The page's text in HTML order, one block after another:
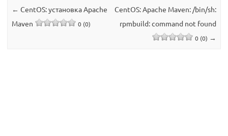
← CentOS: установка Apache
Maven
0 (0)
CentOS: Apache Maven: /bin/sh:
rpmbuild: command not found
0 (0) →